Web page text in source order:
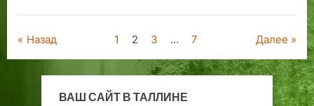
Пагинация
записей
Назад 1 2 3 … 7 Далее
ВАШ САЙТ В ТАЛЛИНЕ